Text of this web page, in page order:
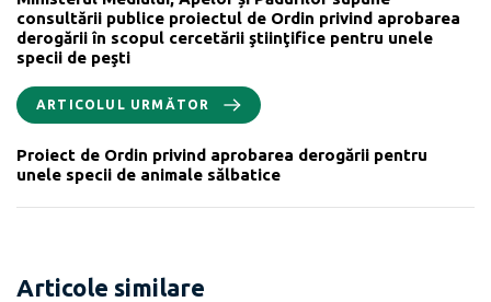
consultării publice proiectul de Ordin privind aprobarea
derogării în scopul cercetării ştiinţifice pentru unele
specii de peşti
ARTICOLUL URMĂTOR
Proiect de Ordin privind aprobarea derogării pentru
unele specii de animale sălbatice
Articole similare